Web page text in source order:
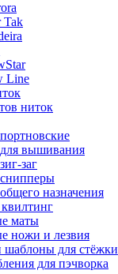
Tak
Line
ниток
вышивания
заг
назначения
маты
ножи и лезвия
для стёжки
для пэчворка